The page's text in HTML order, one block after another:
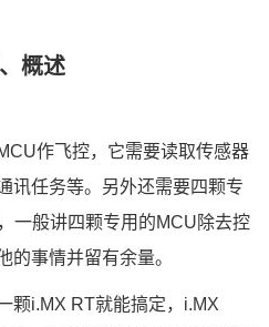
概述
作飞控，它需要读取传感器
讯任务等。另外还需要四颗专
一般讲四颗专用的MCU除去控
的事情并留有余量。
颗i.MX RT就能搞定，i.MX